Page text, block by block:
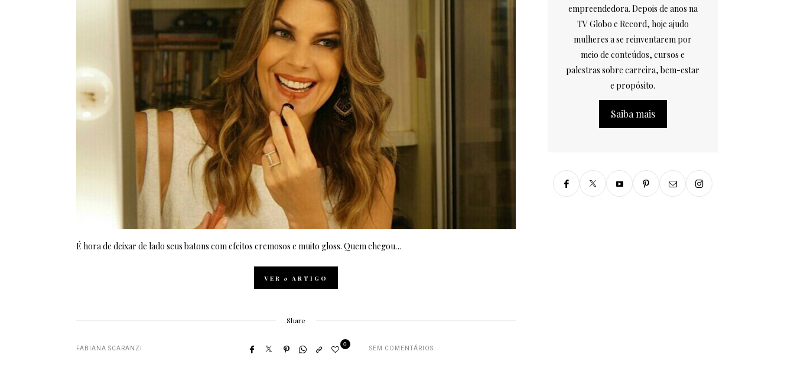
É hora de deixar de lado seus batons com efeitos cremosos e muito gloss. Quem chegou…
VER o ARTIGO
Share
FABIANA SCARANZI
0
SEM COMENTÁRIOS
empreendedora. Depois de anos na
TV Globo e Record, hoje ajudo
mulheres a se reinventarem por
meio de conteúdos, cursos e
palestras sobre carreira, bem-estar
e propósito.
Saiba mais